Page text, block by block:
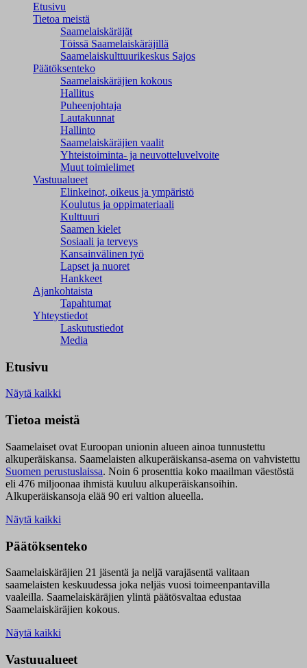
Etusivu
Tietoa meistä
Saamelaiskäräjät
Töissä Saamelaiskäräjillä
Saamelaiskulttuuri­keskus Sajos
Päätöksenteko
Saamelaiskäräjien kokous
Hallitus
Puheenjohtaja
Lautakunnat
Hallinto
Saamelaiskäräjien vaalit
Yhteistoiminta- ja neuvotteluvelvoite
Muut toimielimet
Vastuualueet
Elinkeinot, oikeus ja ympäristö
Koulutus ja oppimateriaali
Kulttuuri
Saamen kielet
Sosiaali ja terveys
Kansainvälinen työ
Lapset ja nuoret
Hankkeet
Ajankohtaista
Tapahtumat
Yhteystiedot
Laskutustiedot
Media
Etusivu
Näytä kaikki
Tietoa meistä
Saamelaiset ovat Euroopan unionin alueen ainoa tunnustettu
alkuperäiskansa. Saamelaisten alkuperäiskansa-asema on vahvistettu
Suomen perustuslaissa. Noin 6 prosenttia koko maailman väestöstä
eli 476 miljoonaa ihmistä kuuluu alkuperäiskansoihin.
Alkuperäiskansoja elää 90 eri valtion alueella.
Näytä kaikki
Päätöksenteko
Saamelaiskäräjien 21 jäsentä ja neljä varajäsentä valitaan
saamelaisten keskuudessa joka neljäs vuosi toimeenpantavilla
vaaleilla. Saamelaiskäräjien ylintä päätösvaltaa edustaa
Saamelaiskäräjien kokous.
Näytä kaikki
Vastuualueet